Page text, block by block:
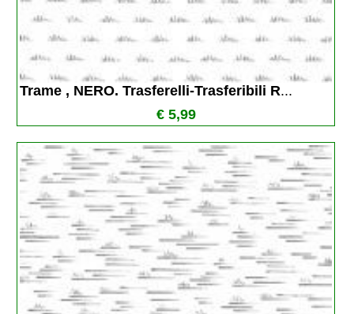
Trame , NERO. Trasferelli-Trasferibili R...
€ 5,99